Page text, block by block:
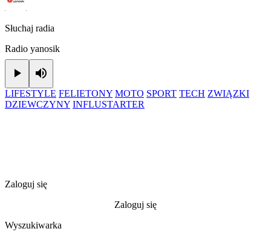
Słuchaj radia
Radio yanosik
Play
LIFESTYLE FELIETONY MOTO SPORT TECH ZWIĄZKI
DZIEWCZYNY INFLUSTARTER
Zaloguj się
Zaloguj się
Wyszukiwarka